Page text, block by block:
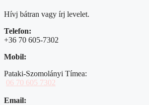
Hívj bátran vagy írj levelet.
Telefon:
+36 70 605-7302
Mobil:
Pataki-Szomolányi Tímea:
06 70 605 7302
Email: